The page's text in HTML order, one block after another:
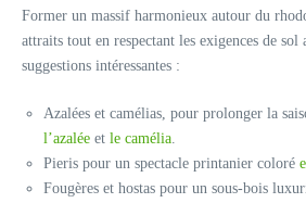
Former un massif harmonieux autour du
attraits tout en respectant les exigences de sol
suggestions intéressantes :
Azalées et camélias, pour prolonger la
l’azalée et le camélia
Pieris pour un spectacle printanier coloré
Fougères et hostas pour un sous-bois